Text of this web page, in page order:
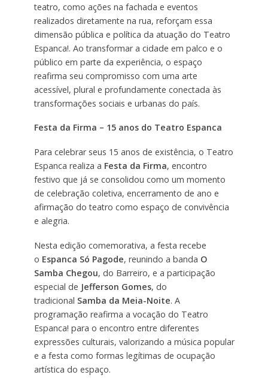
teatro, como ações na fachada e eventos
realizados diretamente na rua, reforçam essa
dimensão pública e política da atuação do Teatro
Espanca!. Ao transformar a cidade em palco e o
público em parte da experiência, o espaço
reafirma seu compromisso com uma arte
acessível, plural e profundamente conectada às
transformações sociais e urbanas do país.
Festa da Firma – 15 anos do Teatro Espanca
Para celebrar seus 15 anos de existência, o Teatro
Espanca realiza a Festa da Firma, encontro
festivo que já se consolidou como um momento
de celebração coletiva, encerramento de ano e
afirmação do teatro como espaço de convivência
e alegria.
Nesta edição comemorativa, a festa recebe
o Espanca Só Pagode, reunindo a banda O
Samba Chegou, do Barreiro, e a participação
especial de Jefferson Gomes, do
tradicional Samba da Meia-Noite. A
programação reafirma a vocação do Teatro
Espanca! para o encontro entre diferentes
expressões culturais, valorizando a música popular
e a festa como formas legítimas de ocupação
artística do espaço.